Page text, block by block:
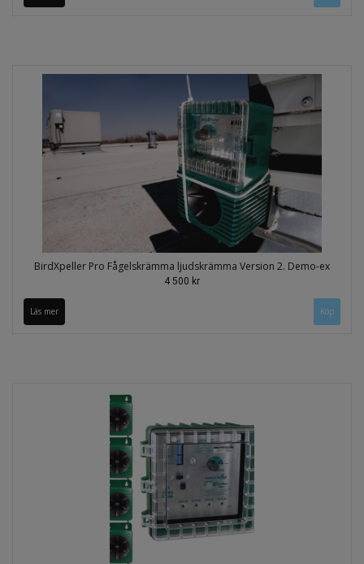
BirdXpeller Pro Fågelskrämma ljudskrämma Version 2. Demo-ex
4 500 kr
Läs mer